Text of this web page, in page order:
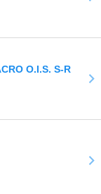
O.I.S. S-R